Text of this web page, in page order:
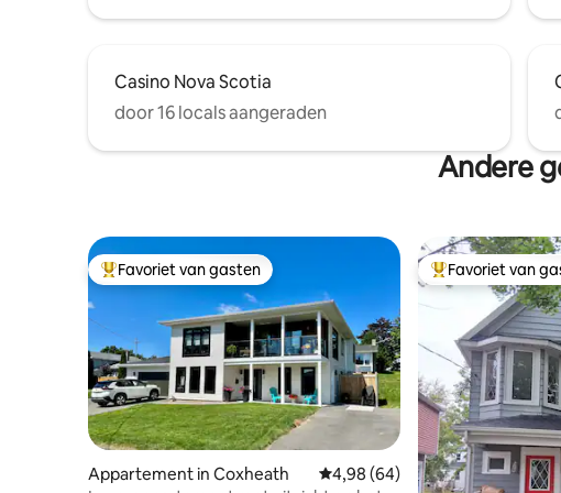
Casino Nova Scotia
door 16 locals aangeraden
Andere
Topfavoriet van gasten
Favoriet van gasten
Appartement in Coxheath Gemiddelde beoordeling van
4,98 (64)
Topfavoriet van
Favoriet van